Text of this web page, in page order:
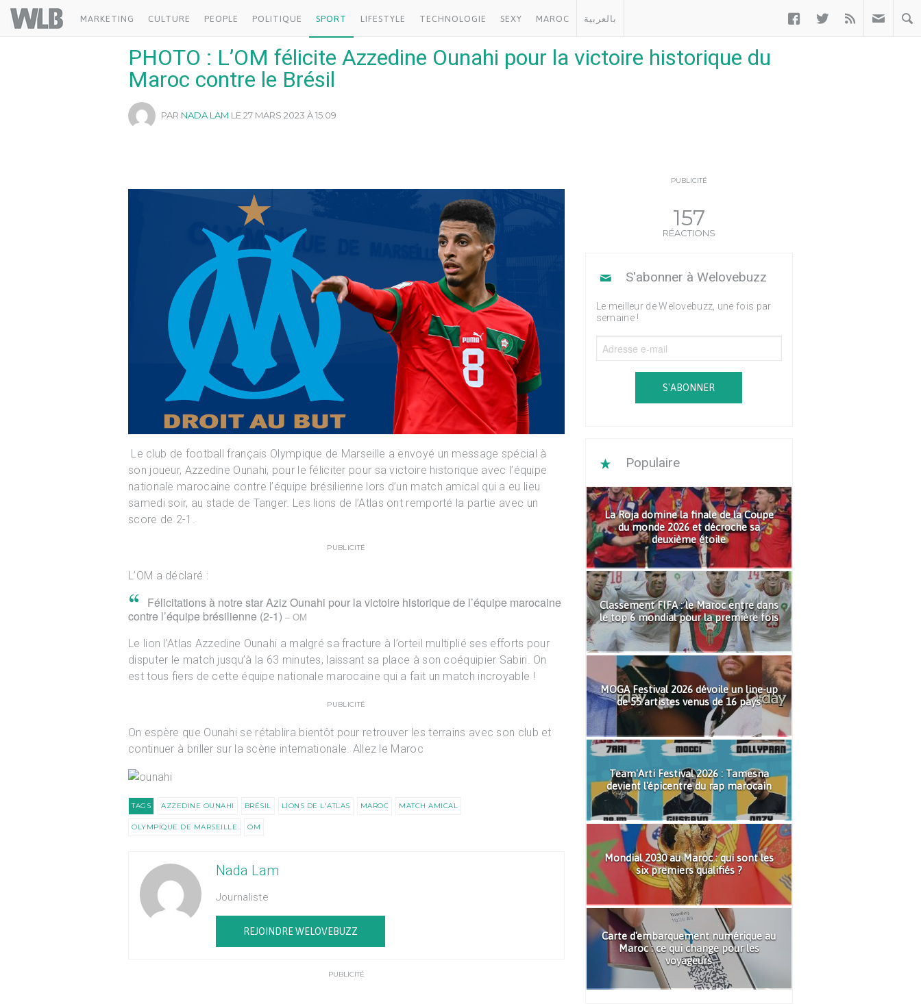
Welovebuzz
MARKETING CULTURE PEOPLE POLITIQUE SPORT LIFESTYLE TECHNOLOGIE SEXY MAROC بالعربية   
PHOTO : L’OM félicite Azzedine Ounahi pour la victoire historique du
Maroc contre le Brésil
PAR NADA LAM LE 27 MARS 2023 À 15:09
Le club de football français Olympique de Marseille a envoyé un message spécial à
son joueur, Azzedine Ounahi, pour le féliciter pour sa victoire historique avec l’équipe
nationale marocaine contre l’équipe brésilienne lors d’un match amical qui a eu lieu
samedi soir, au stade de Tanger. Les lions de l’Atlas ont remporté la partie avec un
score de 2-1.
PUBLICITÉ
L’OM a déclaré :
❞ Félicitations à notre star Aziz Ounahi pour la victoire historique de l’équipe marocaine
contre l’équipe brésilienne (2-1) – OM
Le lion l’Atlas Azzedine Ounahi a malgré sa fracture à l’orteil multiplié ses efforts pour
disputer le match jusqu’à la 63 minutes, laissant sa place à son coéquipier Sabiri. On
est tous fiers de cette équipe nationale marocaine qui a fait un match incroyable !
PUBLICITÉ
On espère que Ounahi se rétablira bientôt pour retrouver les terrains avec son club et
continuer à briller sur la scène internationale. Allez le Maroc
TAGS AZZEDINE OUNAHI BRÉSIL LIONS DE L'ATLAS MAROC MATCH AMICAL
OLYMPIQUE DE MARSEILLE OM
Nada Lam
Journaliste
REJOINDRE WELOVEBUZZ
PUBLICITÉ
PUBLICITÉ
157
RÉACTIONS
S'abonner à Welovebuzz
Le meilleur de Welovebuzz, une fois par
semaine !
S'ABONNER
Populaire
La Roja domine la finale de la Coupe
du monde 2026 et décroche sa
deuxième étoile
Classement FIFA : le Maroc entre dans
le top 6 mondial pour la première fois
MOGA Festival 2026 dévoile un line-up
de 55 artistes venus de 16 pays
Team'Arti Festival 2026 : Tamesna
devient l'épicentre du rap marocain
Mondial 2030 au Maroc : qui sont les
six premiers qualifiés ?
Carte d'embarquement numérique au
Maroc : ce qui change pour les
voyageurs